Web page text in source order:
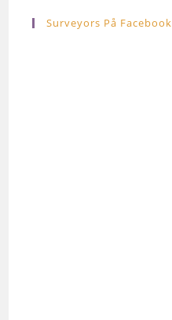
Surveyors På Facebook